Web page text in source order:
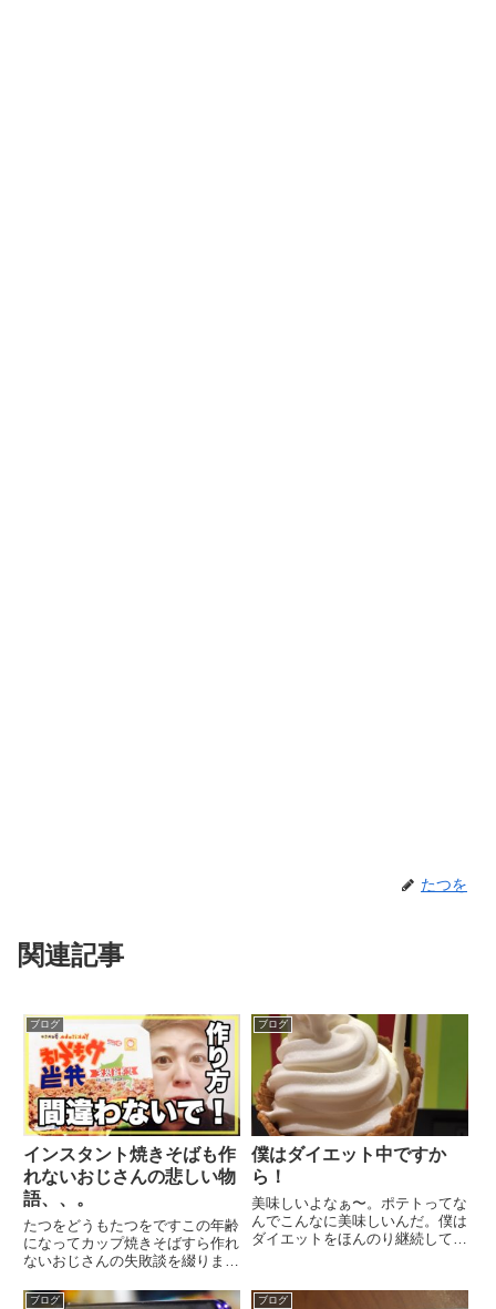
たつを
関連記事
ブログ
インスタント焼きそばも作
れないおじさんの悲しい物
語、、。
たつをどうもたつをですこの年齢
になってカップ焼きそばすら作れ
ないおじさんの失敗談を綴ります
イブ配信をしているんです
ブログ
僕はダイエット中ですか
ら！
美味しいよなぁ〜。ポテトってな
んでこんなに美味しいんだ。僕は
ダイエットをほんのり継続してる
なぁ〜♪もうクーポンでLサイズ
ブログ ブログ